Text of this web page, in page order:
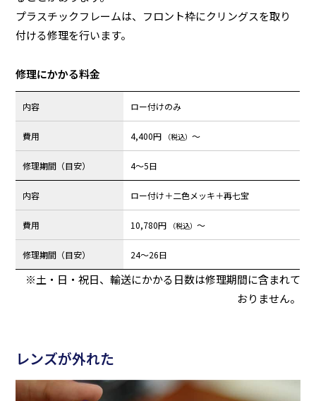
プラスチックフレームは、フロント枠にクリングスを取り
付ける修理を行います。
修理にかかる料金
内容 ロー付けのみ
費用 4,400円 （税込）～
修理期間（目安） 4～5日
内容 ロー付け＋二色メッキ＋再七宝
費用 10,780円 （税込）～
修理期間（目安） 24～26日
※土・日・祝日、輸送にかかる日数は修理期間に含まれて
おりません。
レンズが外れた